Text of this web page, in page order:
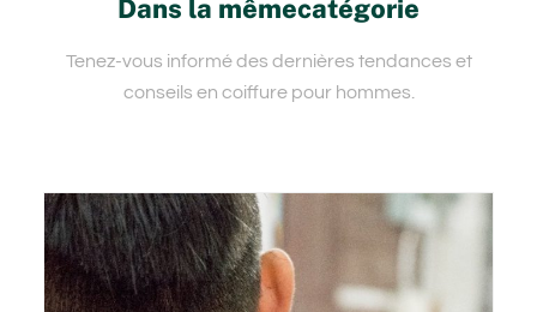
Dans la mêmecatégorie
Tenez-vous informé des dernières tendances et
conseils en coiffure pour hommes.